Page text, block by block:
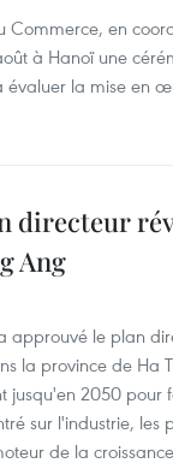
Commerce, en
à Hanoï une
évaluer la mise en
directeur
Ang
approuvé le plan
la province de Ha
jusqu'en 2050 pour
sur l'industrie, les
de la